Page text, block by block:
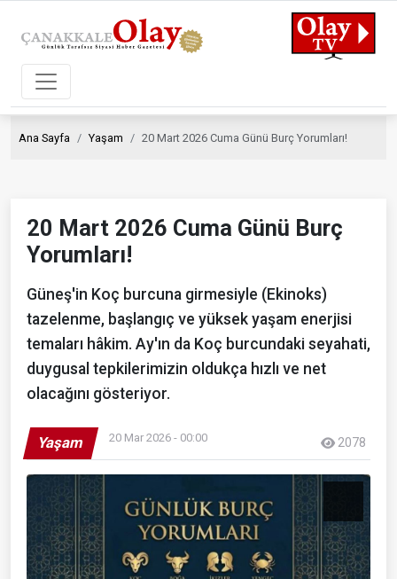
Ana Sayfa Yaşam 20 Mart 2026 Cuma Günü Burç Yorumları!
20 Mart 2026 Cuma Günü Burç
Yorumları!
Güneş'in Koç burcuna girmesiyle (Ekinoks)
tazelenme, başlangıç ve yüksek yaşam enerjisi
temaları hâkim. Ay'ın da Koç burcundaki seyahati,
duygusal tepkilerimizin oldukça hızlı ve net
olacağını gösteriyor.
Yaşam 20 Mar 2026 - 00:00 2078